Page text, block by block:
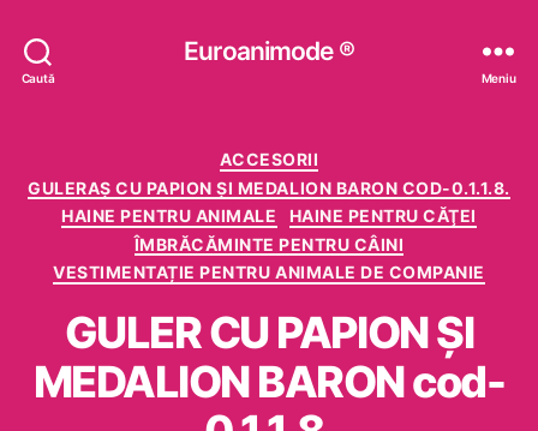
Caută
Euroanimode ®
Meniu
Categorii
ACCESORII
GULERAȘ CU PAPION ȘI MEDALION BARON COD-0.1.1.8.
HAINE PENTRU ANIMALE
HAINE PENTRU CĂŢEI
ÎMBRĂCĂMINTE PENTRU CÂINI
VESTIMENTAȚIE PENTRU ANIMALE DE COMPANIE
GULER CU PAPION ŞI
MEDALION BARON cod-